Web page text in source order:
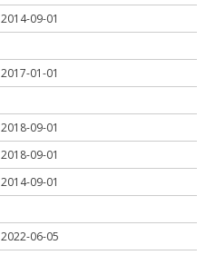
2014-09-01
2017-01-01
2018-09-01
2018-09-01
2014-09-01
2022-06-05